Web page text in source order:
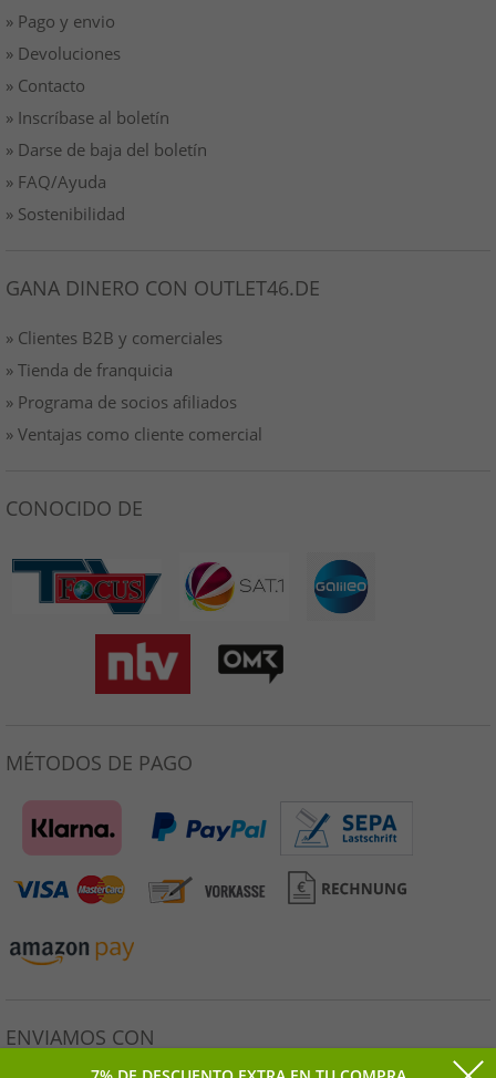
» Pago y envio
» Devoluciones
» Contacto
» Inscríbase al boletín
» Darse de baja del boletín
» FAQ/Ayuda
» Sostenibilidad
GANA DINERO CON OUTLET46.DE
» Clientes B2B y comerciales
» Tienda de franquicia
» Programa de socios afiliados
» Ventajas como cliente comercial
CONOCIDO DE
MÉTODOS DE PAGO
ENVIAMOS CON